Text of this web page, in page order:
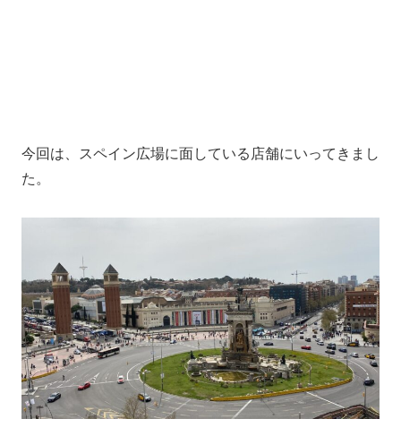
今回は、スペイン広場に面している店舗にいってきまし
た。